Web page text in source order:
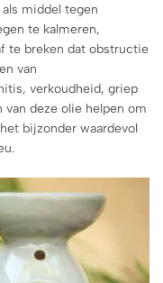
middel tegen
te kalmeren,
te breken dat obstructie
van
verkoudheid, griep
deze olie helpen om
bijzonder waardevol